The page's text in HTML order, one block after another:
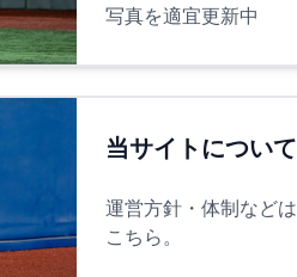
写真を適宜更新中
当サイトについて
運営方針・体制などは
こちら。